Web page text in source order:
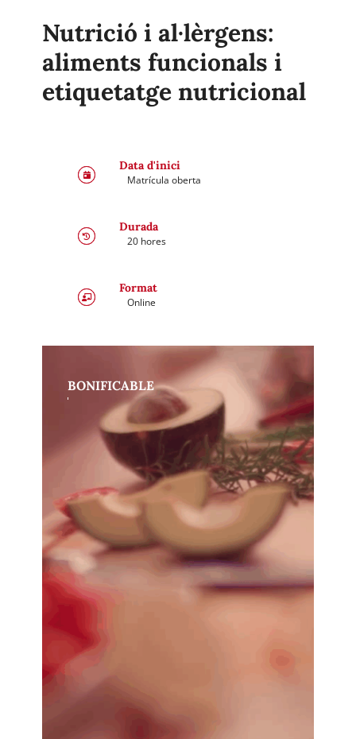
Contacte
Nutrició i al·lèrgens:
aliments funcionals i
etiquetatge nutricional
Data d'inici
Matrícula oberta
Durada
20 hores
Format
Online
BONIFICABLE